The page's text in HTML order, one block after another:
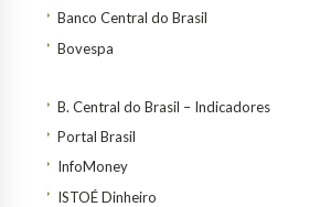
Banco Central do Brasil
Bovespa
B. Central do Brasil – Indicadores
Portal Brasil
InfoMoney
ISTOÉ Dinheiro